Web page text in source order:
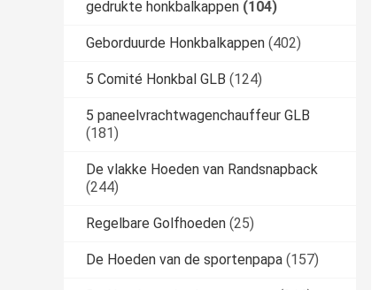
gedrukte honkbalkappen (104)
Geborduurde Honkbalkappen (402)
5 Comité Honkbal GLB (124)
5 paneelvrachtwagenchauffeur GLB
(181)
De vlakke Hoeden van Randsnapback
(244)
Regelbare Golfhoeden (25)
De Hoeden van de sportenpapa (157)